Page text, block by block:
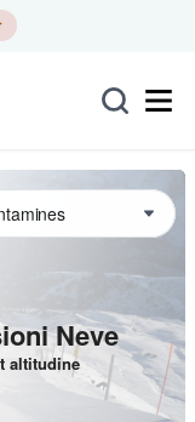
Neve
altitudine